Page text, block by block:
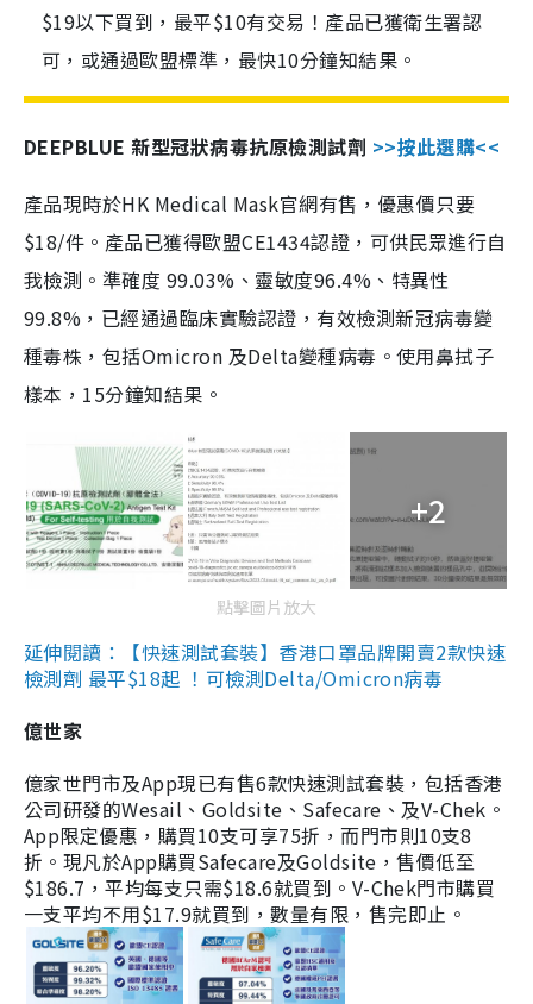
$19以下買到，最平$10有交易！產品已獲衛生署認
可，或通過歐盟標準，最快10分鐘知結果。
DEEPBLUE 新型冠狀病毒抗原檢測試劑 >>按此選購<<
產品現時於HK Medical Mask官網有售，優惠價只要
$18/件。產品已獲得歐盟CE1434認證，可供民眾進行自
我檢測。準確度 99.03%、靈敏度96.4%、特異性
99.8%，已經通過臨床實驗認證，有效檢測新冠病毒變
種毒株，包括Omicron 及Delta變種病毒。使用鼻拭子
樣本，15分鐘知結果。
+2
點擊圖片放大
延伸閱讀：【快速測試套裝】香港口罩品牌開賣2款快速
檢測劑 最平$18起 ！可檢測Delta/Omicron病毒
億世家
億家世門市及App現已有售6款快速測試套裝，包括香港
公司研發的Wesail、Goldsite、Safecare、及V-Chek。
App限定優惠，購買10支可享75折，而門市則10支8
折。現凡於App購買Safecare及Goldsite，售價低至
$186.7，平均每支只需$18.6就買到。V-Chek門市購買
一支平均不用$17.9就買到，數量有限，售完即止。